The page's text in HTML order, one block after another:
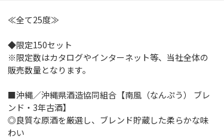
≪全て25度≫
◆限定150セット
※限定数はカタログやインターネット等、当社全体の
販売数量となります。
■沖縄／沖縄県酒造協同組合【南風（なんぷう） ブレ
ンド・3年古酒】
◎良質な原酒を厳選し、ブレンド貯蔵した柔らかな味
わい